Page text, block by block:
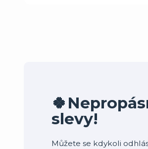
slevy!
Můžete se kdykoli